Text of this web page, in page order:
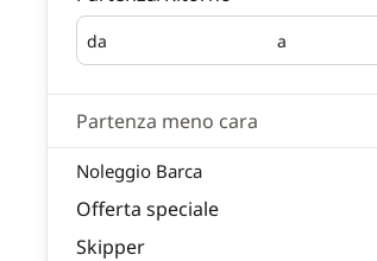
da
Partenza a
Ritorno
Partenza meno cara
Noleggio Barca
Offerta speciale
Skipper